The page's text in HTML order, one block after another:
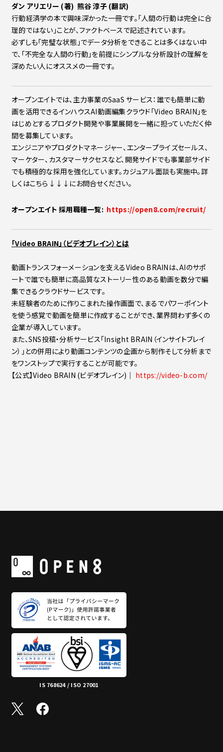
ダン アリエリー (著) 熊谷 淳子 (翻訳)
行動経済学の本で興味深かった一冊です。「人間の行動は完全に合
理的ではない」ことが、ファクトベースで記述されています。
必ずしも「完璧な状態」でデータ分析をできることは多くはない中
で、「不完全な人間の行動」を前提にシンプルな分析設計の理解を
深めたい人にオススメの一冊です。
オープンエイトでは、主力事業のSaaS サービス：誰でも簡単に動
画を活用できるインハウスAI動画編集クラウド「Video BRAIN」を
はじめとするプロダクト開発や事業展開を一緒に担っていただく仲
間を募集しています。
エンジニアやプロダクトマネージャー、エンタープライズセールス、
マーケター、カスタマーサクセスなど、開発サイドでも事業部サイド
でも積極的な採用を強化しています。カジュアル面談も実施中。詳
しくはこちら↓↓↓にお問合せください。
オープンエイト 採用職種一覧: https://open8.com/recruit/
「Video BRAIN」（ビデオブレイン）とは
動画トランスフォーメーションを支えるVideo BRAINは、AIのサポ
ートで誰でも簡単に高品質なストーリー性のある動画を数分で編
集できるクラウドサービスです。
未経験者のために作りこまれた操作画面で、まるでパワーポイント
を使う感覚で動画を簡単に作成することができ、業界問わず多くの
企業が導入しています。
また、SNS投稿・分析サービス「Insight BRAIN（インサイトブレイ
ン）」との併用により動画コンテンツの企画から制作そして分析まで
をワンストップで実行することが可能です。
【公式】Video BRAIN (ビデオブレイン)｜ https://video-b.com/
IS 768624 / ISO 27001